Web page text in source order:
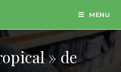
MENU
» de